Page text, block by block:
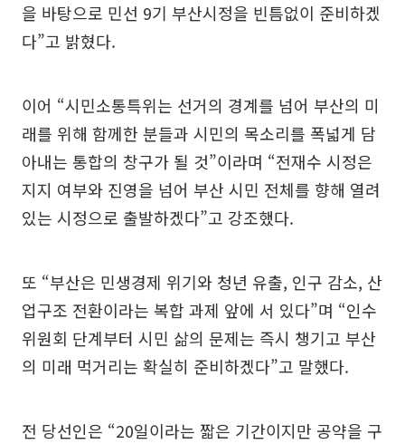
을 바탕으로 민선 9기 부산시정을 빈틈없이 준비하겠
다”고 밝혔다.
이어 “시민소통특위는 선거의 경계를 넘어 부산의 미
래를 위해 함께한 분들과 시민의 목소리를 폭넓게 담
아내는 통합의 창구가 될 것”이라며 “전재수 시정은
지지 여부와 진영을 넘어 부산 시민 전체를 향해 열려
있는 시정으로 출발하겠다”고 강조했다.
또 “부산은 민생경제 위기와 청년 유출, 인구 감소, 산
업구조 전환이라는 복합 과제 앞에 서 있다”며 “인수
위원회 단계부터 시민 삶의 문제는 즉시 챙기고 부산
의 미래 먹거리는 확실히 준비하겠다”고 말했다.
전 당선인은 “20일이라는 짧은 기간이지만 공약을 구